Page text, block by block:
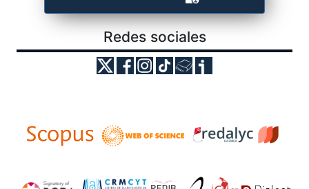
Redes sociales